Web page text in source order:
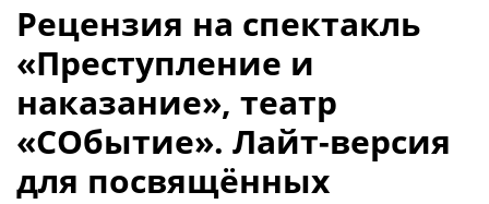
Рецензия на спектакль
«Преступление и
наказание», театр
«СОбытие». Лайт-версия
для посвящённых